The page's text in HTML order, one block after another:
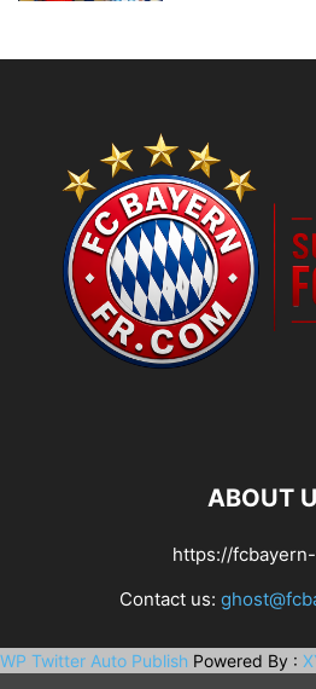
ABOUT
https://
Contact us:
WP Twitter Auto Publish Powered By :